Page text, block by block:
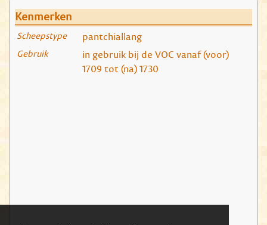
Kenmerken
Scheepstype pantchiallang
Gebruik
in gebruik bij de VOC vanaf (voor)
1709 tot (na) 1730